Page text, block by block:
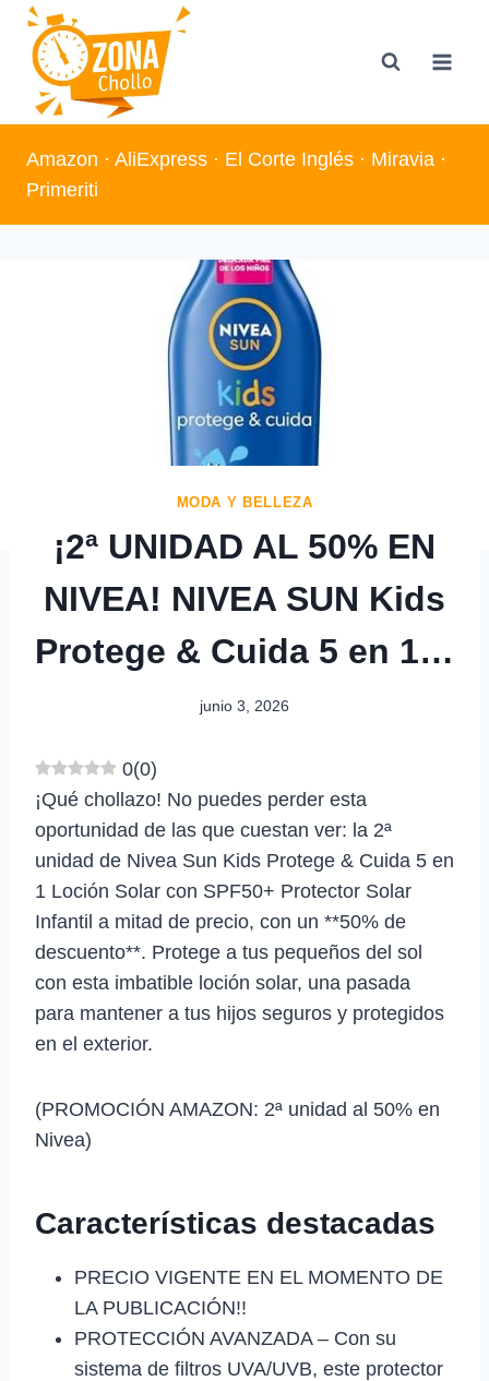
Saltar
contenido
Amazon · AliExpress · El Corte Inglés · Miravia ·
Primeriti
MODA Y BELLEZA
¡2ª UNIDAD AL 50% EN
NIVEA! NIVEA SUN Kids
Protege & Cuida 5 en 1…
junio 3, 2026
0(0)
¡Qué chollazo! No puedes perder esta
oportunidad de las que cuestan ver: la 2ª
unidad de Nivea Sun Kids Protege & Cuida 5 en
1 Loción Solar con SPF50+ Protector Solar
Infantil a mitad de precio, con un **50% de
descuento**. Protege a tus pequeños del sol
con esta imbatible loción solar, una pasada
para mantener a tus hijos seguros y protegidos
en el exterior.
(PROMOCIÓN AMAZON: 2ª unidad al 50% en
Nivea)
Características destacadas
PRECIO VIGENTE EN EL MOMENTO DE
LA PUBLICACIÓN!!
PROTECCIÓN AVANZADA – Con su
sistema de filtros UVA/UVB, este protector